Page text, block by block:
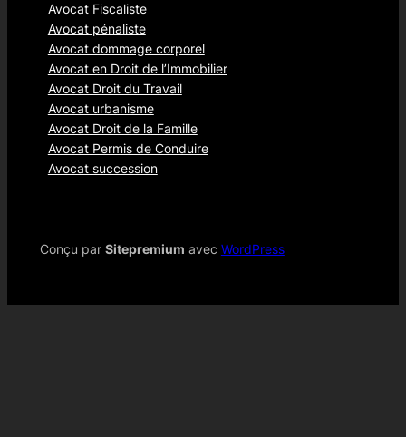
Avocat Fiscaliste
Avocat pénaliste
Avocat dommage corporel
Avocat en Droit de l’Immobilier
Avocat Droit du Travail
Avocat urbanisme
Avocat Droit de la Famille
Avocat Permis de Conduire
Avocat succession
Conçu par Sitepremium avec WordPress